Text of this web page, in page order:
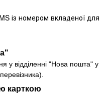
із номером вкладеної для
у відділенні "Нова пошта" у
карткою